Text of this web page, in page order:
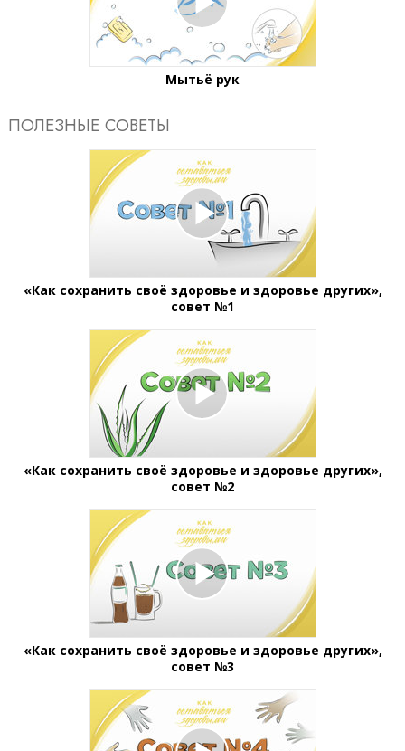
Мытьё рук
ПОЛЕЗНЫЕ СОВЕТЫ
«Как сохранить своё здоровье и здоровье других»,
совет №1
«Как сохранить своё здоровье и здоровье других»,
совет №2
«Как сохранить своё здоровье и здоровье других»,
совет №3